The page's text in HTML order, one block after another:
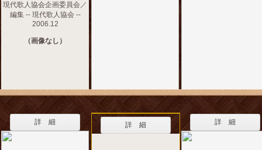
現代歌人協会企画委員会／
編集 -- 現代歌人協会 --
2006.12
（画像なし）
詳 細 詳 細 詳 細